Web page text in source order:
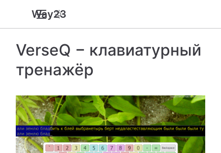
Way23
VerseQ − клавиатурный
тренажёр